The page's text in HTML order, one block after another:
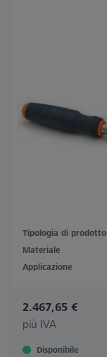
Tipologia di prodotto
Materiale
Applicazione
2.467,65 €
più IVA
Disponibile